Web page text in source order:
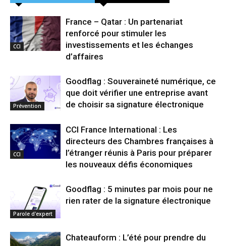
CCI
France – Qatar : Un partenariat
renforcé pour stimuler les
investissements et les échanges
d’affaires
Prévention
Goodflag : Souveraineté numérique, ce
que doit vérifier une entreprise avant
de choisir sa signature électronique
CCI
CCI France International : Les
directeurs des Chambres françaises à
l’étranger réunis à Paris pour préparer
les nouveaux défis économiques
Parole d'expert
Goodflag : 5 minutes par mois pour ne
rien rater de la signature électronique
Chateauform : L’été pour prendre du